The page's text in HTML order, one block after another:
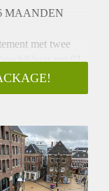
MAANDEN
met twee
per 01-
restaurants,
omgeving
supermarkten